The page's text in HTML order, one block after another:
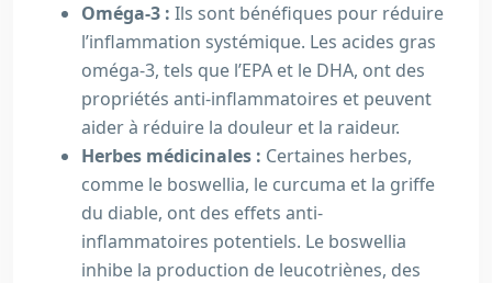
Oméga-3 : Ils sont bénéfiques pour réduire
l’inflammation systémique. Les acides gras
oméga-3, tels que l’EPA et le DHA, ont des
propriétés anti-inflammatoires et peuvent
aider à réduire la douleur et la raideur.
Herbes médicinales : Certaines herbes,
comme le boswellia, le curcuma et la griffe
du diable, ont des effets anti-
inflammatoires potentiels. Le boswellia
inhibe la production de leucotriènes, des